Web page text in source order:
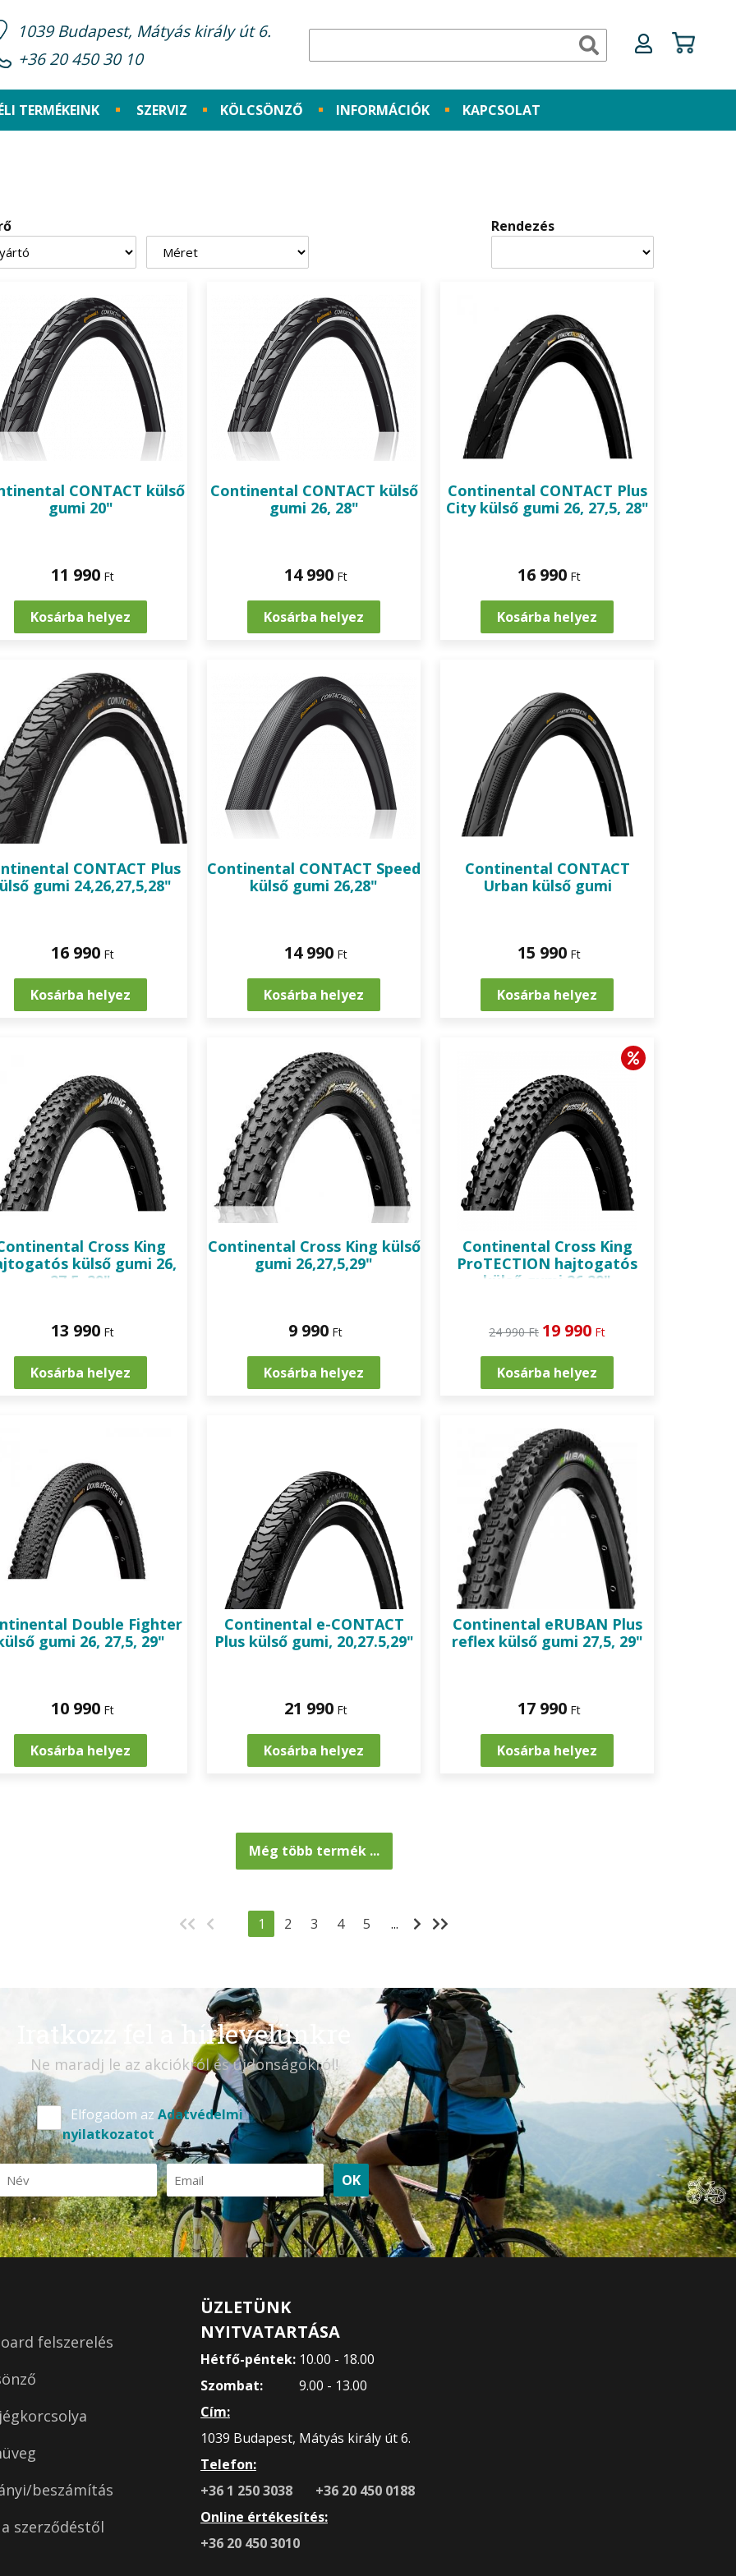
1039 Budapest, Mátyás király út 6.
+36 20 450 30 10
TERMÉKEINK SZERVIZ KÖLCSÖNZŐ INFORMÁCIÓK KAPCSOLAT
Rendezés
CONTACT külső
gumi 20"
11 990 Ft
Kosárba helyez
Continental CONTACT külső
gumi 26, 28"
14 990 Ft
Kosárba helyez
Continental CONTACT Plus
City külső gumi 26, 27,5, 28"
16 990 Ft
Kosárba helyez
CONTACT Plus
gumi 24,26,27,5,28"
16 990 Ft
Kosárba helyez
Continental CONTACT Speed
külső gumi 26,28"
14 990 Ft
Kosárba helyez
Continental CONTACT
Urban külső gumi
15 990 Ft
Kosárba helyez
Cross King
külső gumi 26,
27,5, 29"
13 990 Ft
Kosárba helyez
Continental Cross King külső
gumi 26,27,5,29"
9 990 Ft
Kosárba helyez
Continental Cross King
ProTECTION hajtogatós
külső gumi 26,29"
24 990 Ft 19 990 Ft
Kosárba helyez
Double Fighter
gumi 26, 27,5, 29"
10 990 Ft
Kosárba helyez
Continental e-CONTACT
Plus külső gumi, 20,27.5,29"
21 990 Ft
Kosárba helyez
Continental eRUBAN Plus
reflex külső gumi 27,5, 29"
17 990 Ft
Kosárba helyez
Még több termék ...
1 2 3 4 5 ...
Iratkozz fel a hírlevelünkre
Ne maradj le az akciókról és újdonságokról!
Elfogadom az Adatvédelmi
nyilatkozatot
OK
felszerelés
beszámítás
szerződéstől
ÜZLETÜNK
NYITVATARTÁSA
Hétfő-péntek: 10.00 - 18.00
Szombat:
9.00 - 13.00
Cím:
1039 Budapest, Mátyás király út 6.
Telefon:
+36 1 250 3038
+36 20 450 0188
Online értékesítés:
+36 20 450 3010